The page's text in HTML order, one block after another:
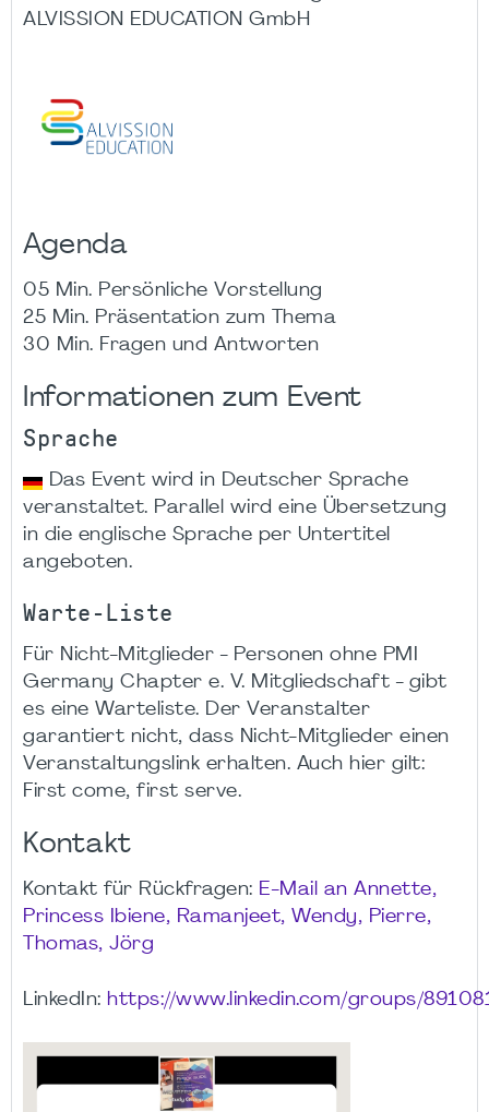
ALVISSION EDUCATION GmbH
Agenda
05 Min. Persönliche Vorstellung
25 Min. Präsentation zum Thema
30 Min. Fragen und Antworten
Informationen zum Event
Sprache
Das Event wird in Deutscher Sprache
veranstaltet. Parallel wird eine Übersetzung
in die englische Sprache per Untertitel
angeboten.
Warte-Liste
Für Nicht-Mitglieder - Personen ohne PMI
Germany Chapter e. V. Mitgliedschaft - gibt
es eine Warteliste. Der Veranstalter
garantiert nicht, dass Nicht-Mitglieder einen
Veranstaltungslink erhalten. Auch hier gilt:
First come, first serve.
Kontakt
Kontakt für Rückfragen: E-Mail an Annette,
Princess Ibiene, Ramanjeet, Wendy, Pierre,
Thomas, Jörg
LinkedIn: https://www.linkedin.com/groups/